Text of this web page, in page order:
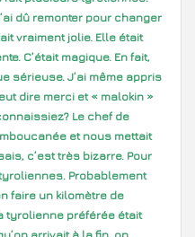
dû remonter pour changer
vraiment jolie. Elle était
C’était magique. En fait,
sérieuse. J’ai même appris
dire merci et « malokin »
Le chef de
et nous mettait
c’est très bizarre. Pour
Probablement
faire un kilomètre de
tyrolienne préférée était